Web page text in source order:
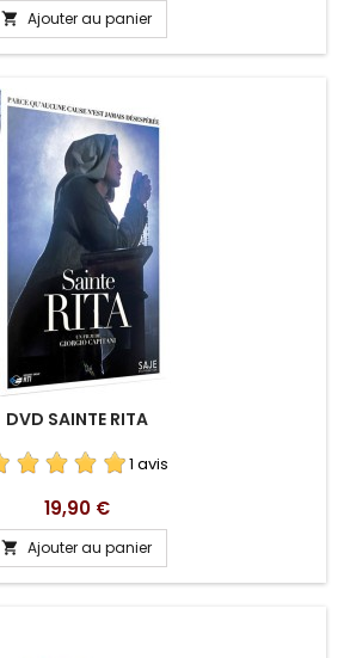
 Ajouter au panier
DVD SAINTE RITA
1 avis
Prix
19,90 €
 Ajouter au panier